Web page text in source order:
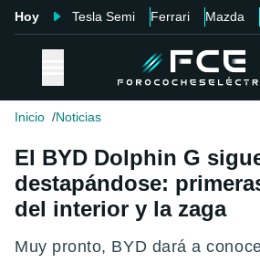
Hoy Tesla Semi Ferrari Mazda
Inicio Noticias
El BYD Dolphin G
destapándose:
del interior y la zaga
Muy pronto, BYD dará a